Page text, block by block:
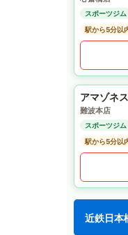
スポーツジム
駅から5分以
アマゾネ
難波本店
スポーツジム
駅から5分以
近鉄日本